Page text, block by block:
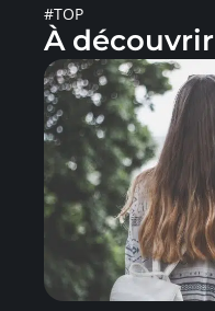
#TOP
À découvrir